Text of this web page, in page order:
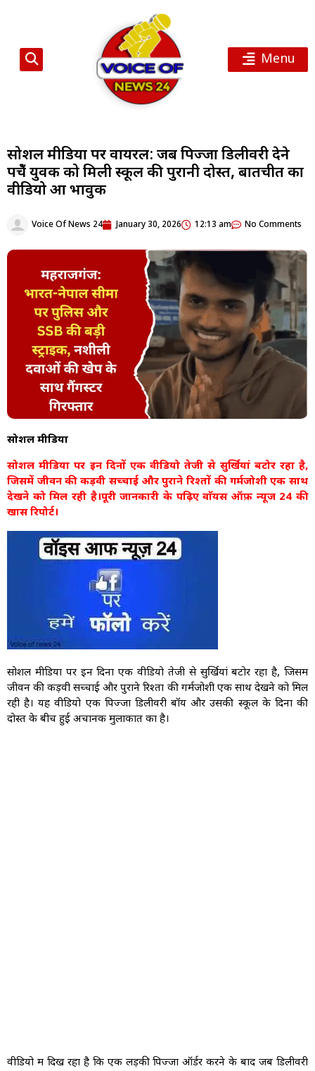
Menu
सोशल मीडिया पर वायरल: जब पिज्जा डिलीवरी देने
पहुँचे युवक को मिली स्कूल की पुरानी दोस्त, बातचीत का
वीडियो हुआ भावुक
Voice Of News 24 January 30, 2026 12:13 am No Comments
सोशल मीडिया
सोशल मीडिया पर इन दिनों एक वीडियो तेजी से सुर्खियां बटोर रहा है,
जिसमें जीवन की कड़वी सच्चाई और पुराने रिश्तों की गर्मजोशी एक साथ
देखने को मिल रही है।पूरी जानकारी के पढ़िए वाॅयस ऑफ़ न्यूज 24 की
खास रिपोर्ट।
सोशल मीडिया पर इन दिनों एक वीडियो तेजी से सुर्खियां बटोर रहा है, जिसमें
जीवन की कड़वी सच्चाई और पुराने रिश्तों की गर्मजोशी एक साथ देखने को मिल
रही है। यह वीडियो एक पिज्जा डिलीवरी बॉय और उसकी स्कूल के दिनों की
दोस्त के बीच हुई अचानक मुलाकात का है।
वीडियो में दिख रहा है कि एक लड़की पिज्जा ऑर्डर करने के बाद जब डिलीवरी